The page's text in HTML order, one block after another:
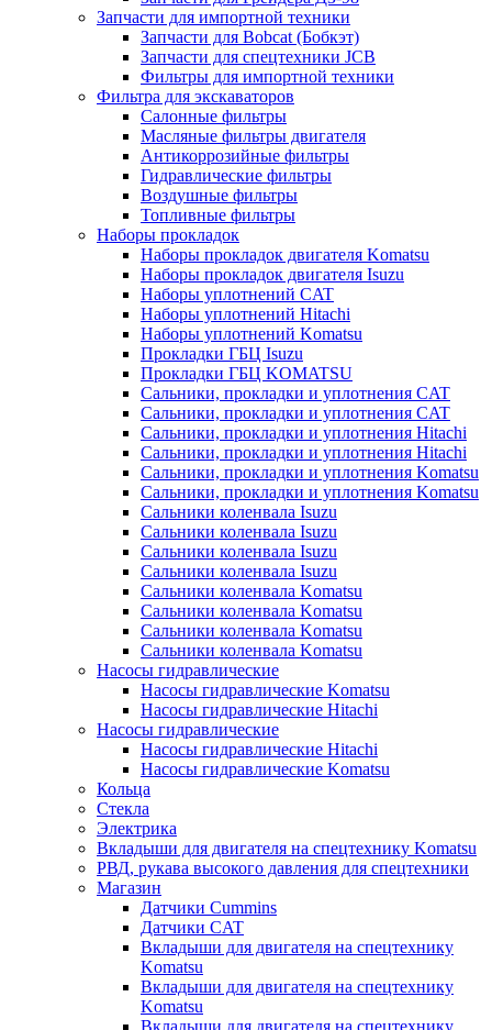
Запчасти для импортной техники
Запчасти для Bobcat (Бобкэт)
Запчасти для спецтехники JCB
Фильтры для импортной техники
Фильтра для экскаваторов
Салонные фильтры
Масляные фильтры двигателя
Антикоррозийные фильтры
Гидравлические фильтры
Воздушные фильтры
Топливные фильтры
Наборы прокладок
Наборы прокладок двигателя Komatsu
Наборы прокладок двигателя Isuzu
Наборы уплотнений CAT
Наборы уплотнений Hitachi
Наборы уплотнений Komatsu
Прокладки ГБЦ Isuzu
Прокладки ГБЦ KOMATSU
Сальники, прокладки и уплотнения CAT
Сальники, прокладки и уплотнения CAT
Сальники, прокладки и уплотнения Hitachi
Сальники, прокладки и уплотнения Hitachi
Сальники, прокладки и уплотнения Komatsu
Сальники, прокладки и уплотнения Komatsu
Сальники коленвала Isuzu
Сальники коленвала Isuzu
Сальники коленвала Isuzu
Сальники коленвала Isuzu
Сальники коленвала Komatsu
Сальники коленвала Komatsu
Сальники коленвала Komatsu
Сальники коленвала Komatsu
Насосы гидравлические
Насосы гидравлические Komatsu
Насосы гидравлические Hitachi
Насосы гидравлические
Насосы гидравлические Hitachi
Насосы гидравлические Komatsu
Кольца
Стекла
Электрика
Вкладыши для двигателя на спецтехнику Komatsu
РВД, рукава высокого давления для спецтехники
Магазин
Датчики Cummins
Датчики CAT
Вкладыши для двигателя на спецтехнику
Komatsu
Вкладыши для двигателя на спецтехнику
Komatsu
Вкладыши для двигателя на спецтехнику